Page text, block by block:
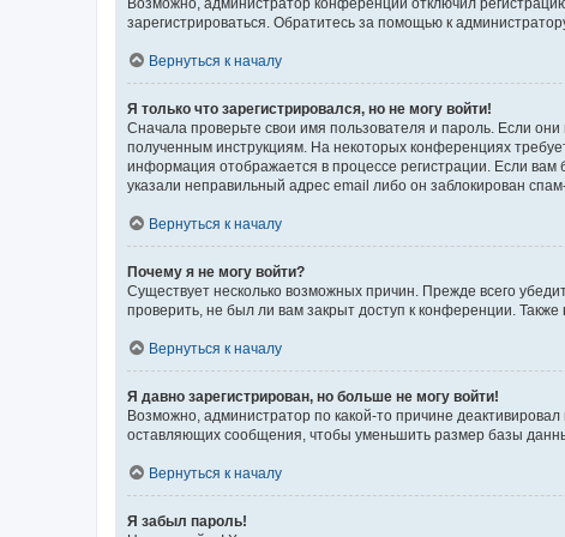
Возможно, администратор конференции отключил
зарегистрироваться. Обратитесь за помощью к
Вернуться к началу
Я только что зарегистрировался, но не могу войти!
Сначала проверьте свои имя пользователя и пароль. Если
полученным инструкциям. На некоторых конференциях
информация отображается в процессе регистрации. Если
указали неправильный адрес email либо он заблокирован
Вернуться к началу
Почему я не могу войти?
Существует несколько возможных причин. Прежде всего
проверить, не был ли вам закрыт доступ к конференции.
Вернуться к началу
Я давно зарегистрирован, но больше не могу войти!
Возможно, администратор по какой-то причине
оставляющих сообщения, чтобы уменьшить размер базы
Вернуться к началу
Я забыл пароль!